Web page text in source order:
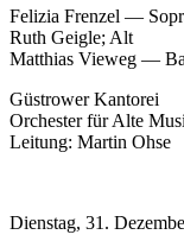
Felizia Frenzel —
Ruth Geigle; Alt
Matthias Vieweg —
Güstrower Kantorei
Orchester für Alte
Leitung: Martin Ohse
Dienstag, 31.